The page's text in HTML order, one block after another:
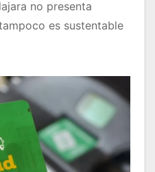
no presenta
es sustentable